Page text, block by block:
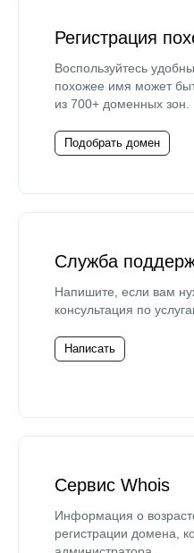
Регистрация
Воспользуйтесь
похожее имя может
из 700+ доменных зон.
Подобрать домен
Служба
Напишите, если вам
консультация по
Написать
Сервис Whois
Информация о
регистрации домена,